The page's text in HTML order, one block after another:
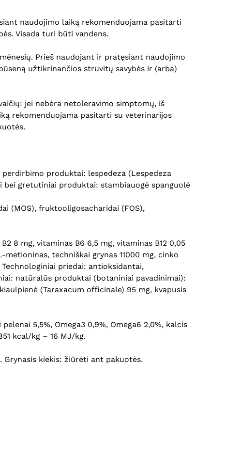
Eiti Į Parduotuvę
naudojimo laiką rekomenduojama pasitarti
Visada turi būti vandens.
Prieš naudojant ir pratęsiant naudojimo
užtikrinančios struvitų savybės ir (arba)
jei nebėra netoleravimo simptomų, iš
rekomenduojama pasitarti su veterinarijos
produktai: lespedeza (Lespedeza
bei gretutiniai produktai: stambiauogė spanguolė
(MOS), fruktooligosacharidai (FOS),
8 mg, vitaminas B6 6,5 mg, vitaminas B12 0,05
techniškai grynas 11000 mg, cinko
priedai: antioksidantai,
natūralūs produktai (botaniniai pavadinimai):
(Taraxacum officinale) 95 mg, kvapusis
5,5%, Omega3 0,9%, Omega6 2,0%, kalcis
kcal/kg – 16 MJ/kg.
kiekis: žiūrėti ant pakuotės.